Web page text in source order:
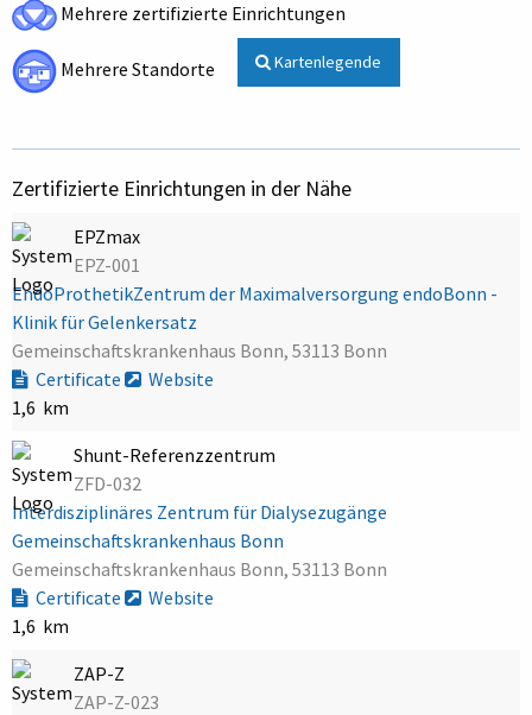
Mehrere zertifizierte Einrichtungen
Mehrere Standorte Kartenlegende
Zertifizierte Einrichtungen in der Nähe
EPZmax
EPZ-001
EndoProthetikZentrum der Maximalversorgung endoBonn -
Klinik für Gelenkersatz
Gemeinschaftskrankenhaus Bonn, 53113 Bonn
Certificate
Website
1,6 km
Shunt-Referenzzentrum
ZFD-032
Interdisziplinäres Zentrum für Dialysezugänge
Gemeinschaftskrankenhaus Bonn
Gemeinschaftskrankenhaus Bonn, 53113 Bonn
Certificate
Website
1,6 km
ZAP-Z
ZAP-Z-023